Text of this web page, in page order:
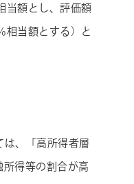
当額とし、評価額
相当額とする）と
は、「高所得者層
所得等の割合が高